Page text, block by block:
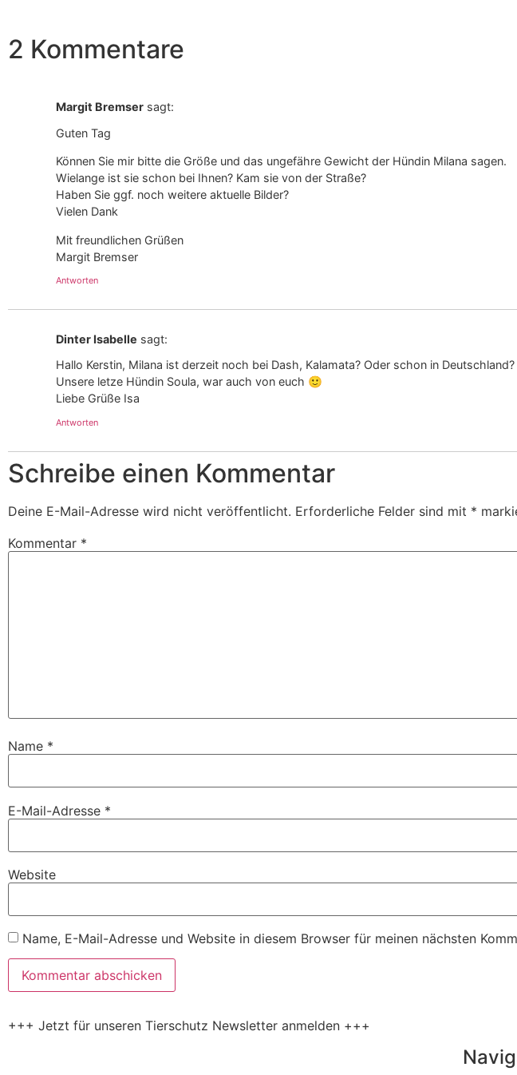
2 Kommentare
Margit Bremser sagt:
Guten Tag
Können Sie mir bitte die Größe und das ungefähre Gewicht der Hündin Milana sagen.
Wielange ist sie schon bei Ihnen? Kam sie von der Straße?
Haben Sie ggf. noch weitere aktuelle Bilder?
Vielen Dank
Mit freundlichen Grüßen
Margit Bremser
Antworten
Dinter Isabelle sagt:
Hallo Kerstin, Milana ist derzeit noch bei Dash, Kalamata? Oder schon in Deutschland?
Unsere letze Hündin Soula, war auch von euch 🙂
Liebe Grüße Isa
Antworten
Schreibe einen Kommentar
Deine E-Mail-Adresse wird nicht veröffentlicht. Erforderliche Felder sind mit *
Kommentar *
Name *
E-Mail-Adresse *
Website
Name, E-Mail-Adresse und Website in diesem Browser für meinen nächsten
+++ Jetzt für unseren Tierschutz Newsletter anmelden +++